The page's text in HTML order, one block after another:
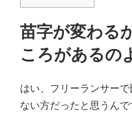
苗字が変わる
ころがあるの
はい、フリーランサー
ない方だったと思うん